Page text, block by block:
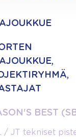
BEST
/ JT tekniset